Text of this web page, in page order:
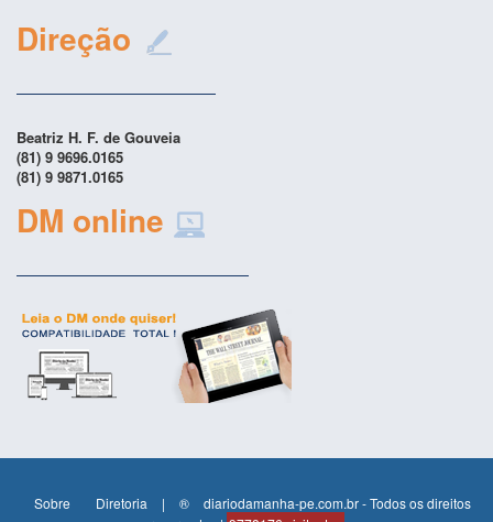
Direção
Beatriz H. F. de Gouveia
(81) 9 9696.0165
(81) 9 9871.0165
DM online
Sobre Diretoria | ®
diariodamanha-pe.com.br - Todos os direitos